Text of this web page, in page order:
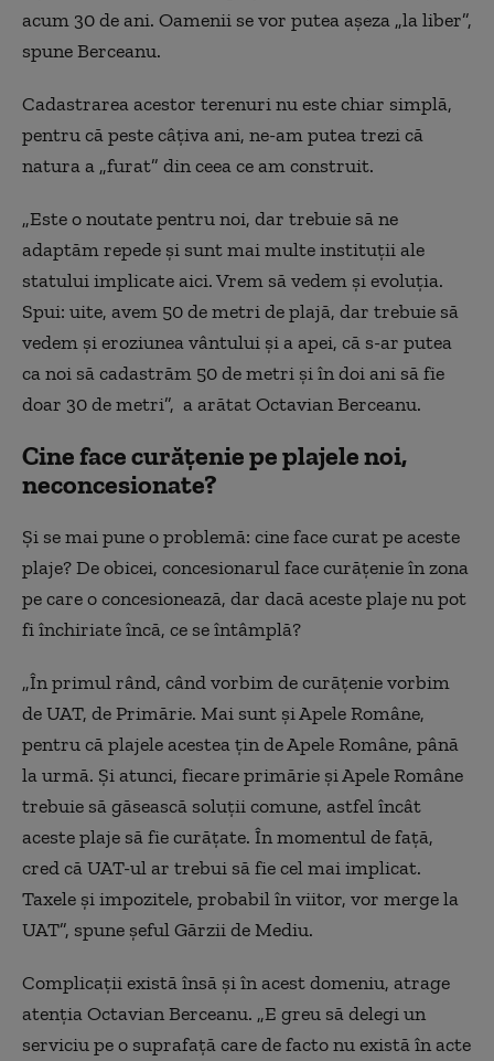
acum 30 de ani. Oamenii se vor putea așeza „la liber”,
spune Berceanu.
Cadastrarea acestor terenuri nu este chiar simplă,
pentru că peste câțiva ani, ne-am putea trezi că
natura a „furat” din ceea ce am construit.
„Este o noutate pentru noi, dar trebuie să ne
adaptăm repede și sunt mai multe instituții ale
statului implicate aici. Vrem să vedem și evoluția.
Spui: uite, avem 50 de metri de plajă, dar trebuie să
vedem și eroziunea vântului și a apei, că s-ar putea
ca noi să cadastrăm 50 de metri și în doi ani să fie
doar 30 de metri”, a arătat Octavian Berceanu.
Cine face curățenie pe plajele noi,
neconcesionate?
Și se mai pune o problemă: cine face curat pe aceste
plaje? De obicei, concesionarul face curățenie în zona
pe care o concesionează, dar dacă aceste plaje nu pot
fi închiriate încă, ce se întâmplă?
„În primul rând, când vorbim de curățenie vorbim
de UAT, de Primărie. Mai sunt și Apele Române,
pentru că plajele acestea țin de Apele Române, până
la urmă. Și atunci, fiecare primărie și Apele Române
trebuie să găsească soluții comune, astfel încât
aceste plaje să fie curățate. În momentul de față,
cred că UAT-ul ar trebui să fie cel mai implicat.
Taxele și impozitele, probabil în viitor, vor merge la
UAT”, spune șeful Gărzii de Mediu.
Complicații există însă și în acest domeniu, atrage
atenția Octavian Berceanu. „E greu să delegi un
serviciu pe o suprafață care de facto nu există în acte